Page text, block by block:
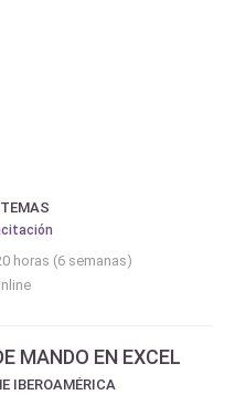
horas (6 semanas)
MANDO EN EXCEL
IBEROAMÉRICA